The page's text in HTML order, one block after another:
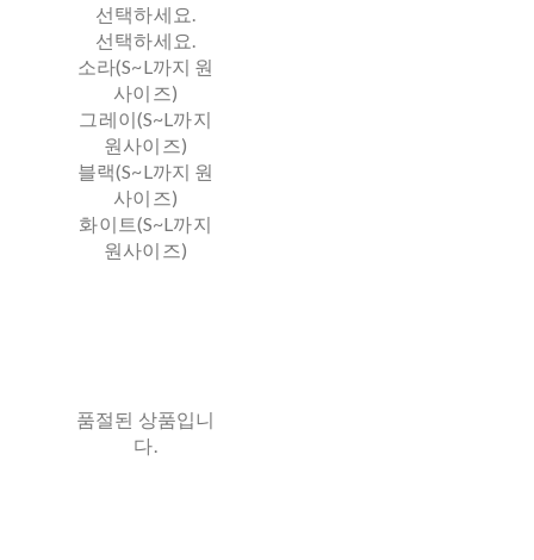
선택하세요.
선택하세요.
소라(S~L까지 원
사이즈)
그레이(S~L까지
원사이즈)
블랙(S~L까지 원
사이즈)
화이트(S~L까지
원사이즈)
품절된 상품입니
다.